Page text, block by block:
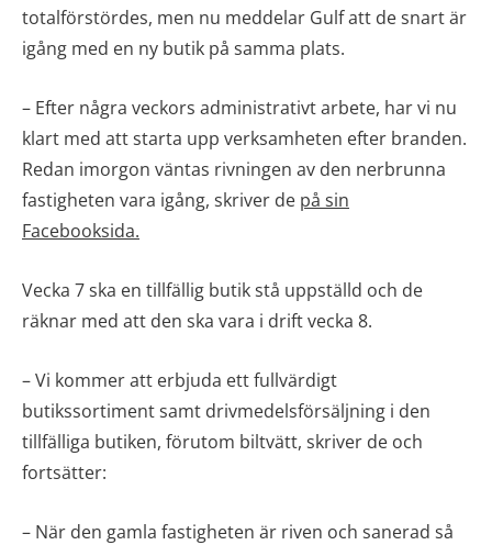
totalförstördes, men nu meddelar Gulf att de snart är
igång med en ny butik på samma plats.
– Efter några veckors administrativt arbete, har vi nu
klart med att starta upp verksamheten efter branden.
Redan imorgon väntas rivningen av den nerbrunna
fastigheten vara igång, skriver de på sin
Facebooksida.
Vecka 7 ska en tillfällig butik stå uppställd och de
räknar med att den ska vara i drift vecka 8.
– Vi kommer att erbjuda ett fullvärdigt
butikssortiment samt drivmedelsförsäljning i den
tillfälliga butiken, förutom biltvätt, skriver de och
fortsätter:
– När den gamla fastigheten är riven och sanerad så